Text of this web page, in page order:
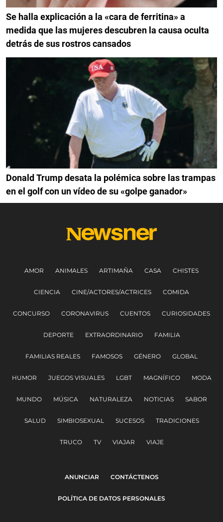
Se halla explicación a la «cara de ferritina» a
medida que las mujeres descubren la causa oculta
detrás de sus rostros cansados
Donald Trump desata la polémica sobre las trampas
en el golf con un vídeo de su «golpe ganador»
AMOR ANIMALES ARTIMAÑA CASA CHISTES
CIENCIA CINE/ACTORES/ACTRICES COMIDA
CONCURSO CORONAVIRUS CUENTOS CURIOSIDADES
DEPORTE EXTRAORDINARIO FAMILIA
FAMILIAS REALES FAMOSOS GÉNERO GLOBAL
HUMOR JUEGOS VISUALES LGBT MAGNÍFICO MODA
MUNDO MÚSICA NATURALEZA NOTICIAS SABOR
SALUD SIMBIOSEXUAL SUCESOS TRADICIONES
TRUCO TV VIAJAR VIAJE
ANUNCIAR CONTÁCTENOS
POLÍTICA DE DATOS PERSONALES